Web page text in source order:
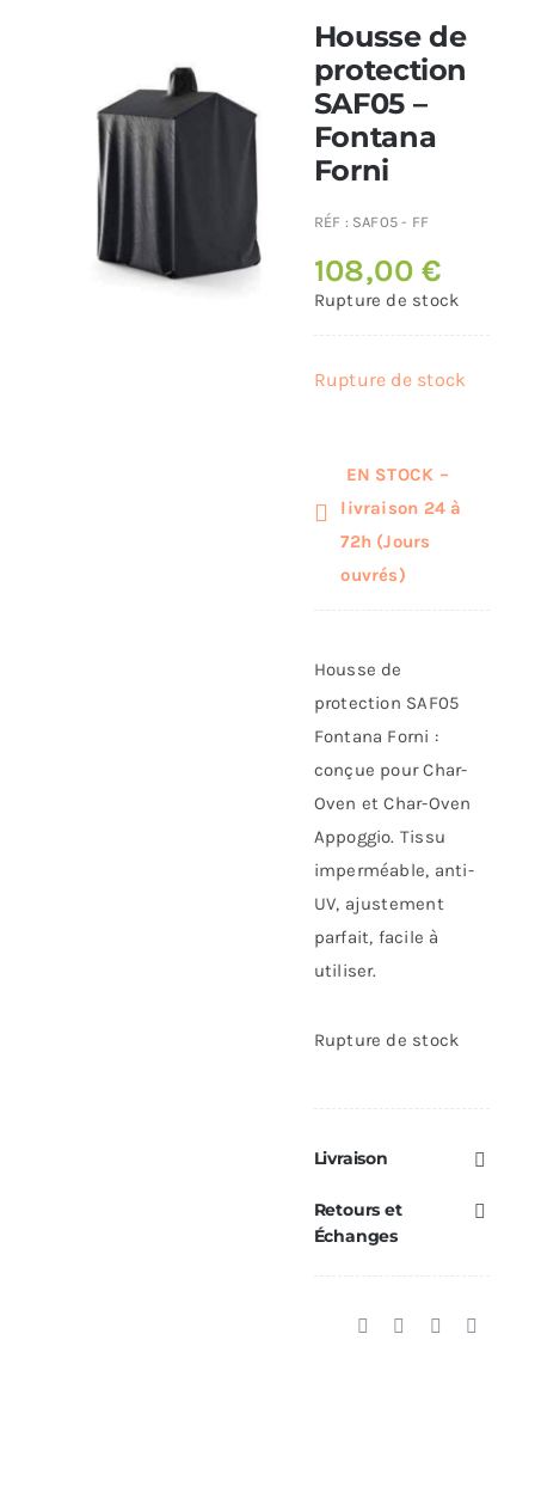
Conduit de fumées
Housse de
protection
SAF05 –
Fontana
Forni
RÉF : SAF05 - FF
108,00€
Rupture de stock
Rupture de stock
EN STOCK –
livraison 24 à
72h (Jours
ouvrés)
Housse de
protection SAF05
Fontana Forni :
conçue pour Char-
Oven et Char-Oven
Appoggio. Tissu
imperméable, anti-
UV, ajustement
parfait, facile à
utiliser.
Rupture de stock
Livraison
Retours et
Échanges